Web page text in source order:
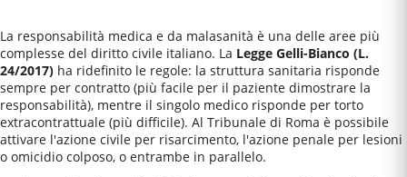
La responsabilità medica e da malasanità è una delle aree più
complesse del diritto civile italiano. La Legge Gelli-Bianco (L.
24/2017) ha ridefinito le regole: la struttura sanitaria risponde
sempre per contratto (più facile per il paziente dimostrare la
responsabilità), mentre il singolo medico risponde per torto
extracontrattuale (più difficile). Al Tribunale di Roma è possibile
attivare l'azione civile per risarcimento, l'azione penale per lesioni
o omicidio colposo, o entrambe in parallelo.